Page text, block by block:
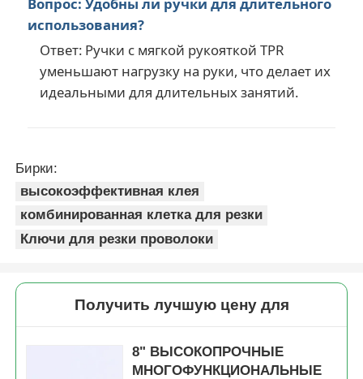
использования?
Ответ: Ручки с мягкой рукояткой TPR
уменьшают нагрузку на руки, что делает их
идеальными для длительных занятий.
Бирки:
высокоэффективная клея
комбинированная клетка для резки
Ключи для резки проволоки
Получить лучшую цену для
8" ВЫСОКОПРОЧНЫЕ
МНОГОФУНКЦИОНАЛЬНЫЕ